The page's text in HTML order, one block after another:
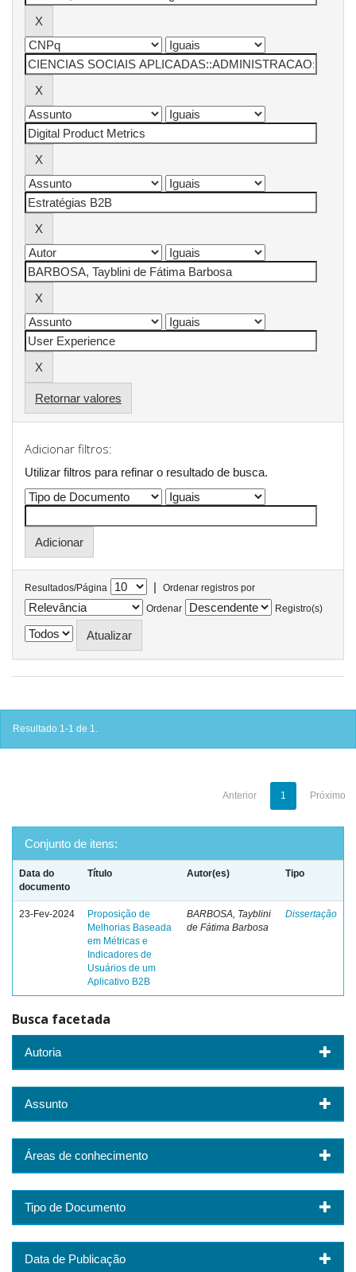
Retornar valores
Adicionar filtros:
Utilizar filtros para refinar o resultado de busca.
Resultados/Página |
Ordenar registros por
Ordenar
Registro(s)
Resultado 1-1 de 1.
Anterior 1 Próximo
Conjunto de itens:
Data do
documento
Título Autor(es) Tipo
23-Fev-2024
Proposição de
Melhorias Baseada
em Métricas e
Indicadores de
Usuários de um
Aplicativo B2B
BARBOSA, Tayblini
de Fátima Barbosa
Dissertação
Busca facetada
Autoria
Assunto
Áreas de conhecimento
Tipo de Documento
Data de Publicação